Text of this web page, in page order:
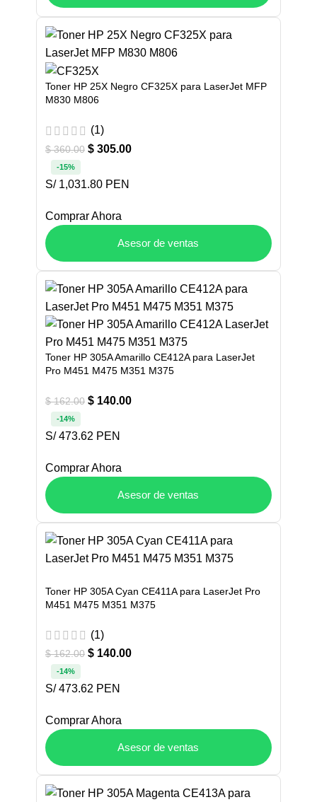
Toner HP 25X Negro CF325X para LaserJet MFP
M830 M806
(1)
$360.00 $ 305.00
-15%
S/ 1,031.80 PEN
Comprar Ahora
Asesor de ventas
Toner HP 305A Amarillo CE412A para LaserJet
Pro M451 M475 M351 M375
$162.00 $ 140.00
-14%
S/ 473.62 PEN
Comprar Ahora
Asesor de ventas
Toner HP 305A Cyan CE411A para LaserJet Pro
M451 M475 M351 M375
(1)
$162.00 $ 140.00
-14%
S/ 473.62 PEN
Comprar Ahora
Asesor de ventas